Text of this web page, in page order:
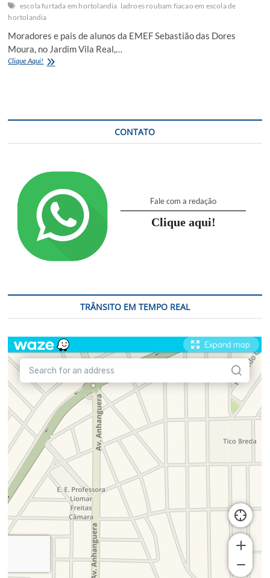
escola furtada em hortolandia ladroes roubam fiacao em escola de
hortolandia
Moradores e pais de alunos da EMEF Sebastião das Dores
Moura, no Jardim Vila Real,…
Clique Aqui! Furtos
Sebastião
em
Hortolândia
CONTATO
Fale com a redação
Clique aqui!
TRÂNSITO EM TEMPO REAL